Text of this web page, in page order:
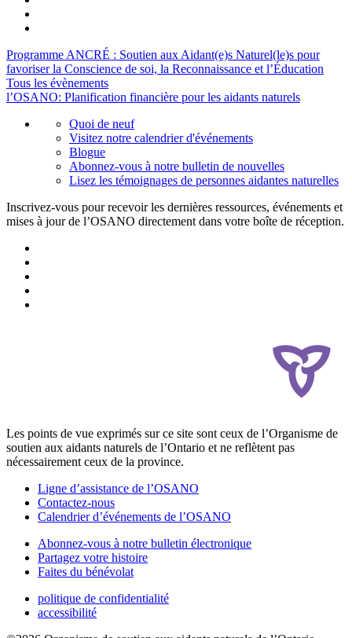
Programme ANCRÉ : Soutien aux Aidant(e)s Naturel(le)s pour
favoriser la Conscience de soi, la Reconnaissance et l’Éducation
Tous les évènements
l’OSANO: Planification financière pour les aidants naturels
Quoi de neuf
Visitez notre calendrier d'événements
Blogue
Abonnez-vous à notre bulletin de nouvelles
Lisez les témoignages de personnes aidantes naturelles
Inscrivez-vous pour recevoir les dernières ressources, événements et
mises à jour de l’OSANO directement dans votre boîte de réception.
Les points de vue exprimés sur ce site sont ceux de l’Organisme de
soutien aux aidants naturels de l’Ontario et ne reflètent pas
nécessairement ceux de la province.
Ligne d’assistance de l’OSANO
Contactez-nous
Calendrier d’événements de l’OSANO
Abonnez-vous à notre bulletin électronique
Partagez votre histoire
Faites du bénévolat
politique de confidentialité
accessibilité